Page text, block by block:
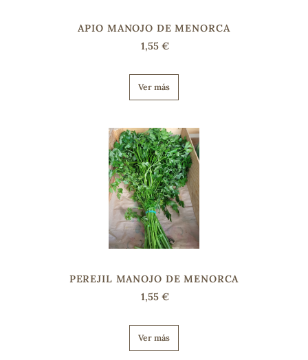
APIO MANOJO DE MENORCA
1,55 €
Ver más
PEREJIL MANOJO DE MENORCA
1,55 €
Ver más